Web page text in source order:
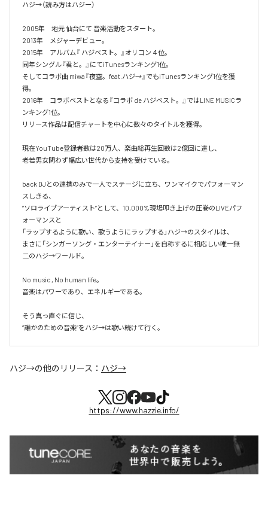
ハジ→（読み方はハジー）
2005年　地元 仙台にて 音楽活動をスタート。
2013年　メジャーデビュー。
2015年　アルバム『 ハジベスト。』オリコン４位。
同年シングル『君と。』にてiTunesランキング1位。
そしてコラボ曲 miwa『夜空。feat.ハジ→』でもiTunesランキング1位を獲
得。
2016年　コラボベストとなる『コラボ de ハジベスト。』ではLINE MUSICラ
ンキング1位。
リリース作品は配信チャートを中心に数々のタイトルを獲得。
現在YouTube登録者数は20万人、楽曲総再生回数は2億回に達し、
老若男女問わず幅広い世代から支持を受けている。
back DJとの連携のみで一人でステージに立ち、ワンマイクでパフォーマン
スしきる、
“ソロライブアーティスト”として、10,000%現場叩き上げの圧巻のLIVEパフ
ォーマンスと
「ラップするように歌い、歌うようにラップする」ハジ→のスタイルは、
まさに「シンガーソング・エンターテイナー」を自称するに相応しい唯一無
二のハジ→ワールド。
No music , No human life。
音楽はパワーであり、エネルギーである。
そう真っ直ぐに信じ、
ハジ→の他のリリース： ハジ→
https://www.hazzie.info/